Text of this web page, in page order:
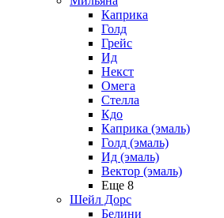
Каприка
Голд
Грейс
Ид
Некст
Омега
Стелла
Кдо
Каприка (эмаль)
Голд (эмаль)
Ид (эмаль)
Вектор (эмаль)
Еще 8
Шейл Дорс
Белини